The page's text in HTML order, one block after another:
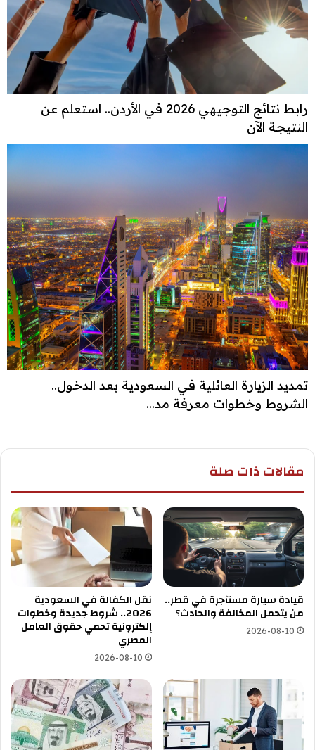
رابط نتائج التوجيهي 2026 في الأردن.. استعلم عن
النتيجة الآن
تمديد الزيارة العائلية في السعودية بعد الدخول..
الشروط وخطوات معرفة مد...
مقالات ذات صلة
قيادة سيارة مستأجرة في قطر..
من يتحمل المخالفة والحادث؟
2026-08-10
نقل الكفالة في السعودية
2026.. شروط جديدة وخطوات
إلكترونية تحمي حقوق العامل
المصري
2026-08-10